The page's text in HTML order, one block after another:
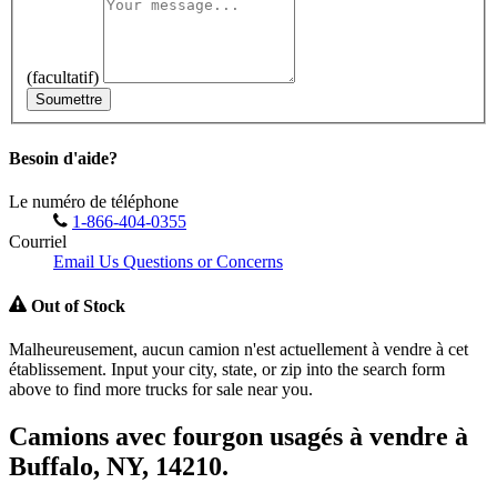
(facultatif)
Soumettre
Besoin d'aide?
Le numéro de téléphone
1-866-404-0355
Courriel
Email Us Questions or Concerns
Out of Stock
Malheureusement, aucun camion n'est actuellement à vendre à cet
établissement. Input your city, state, or zip into the search form
above to find more trucks for sale near you.
Camions avec fourgon usagés à vendre à
Buffalo, NY, 14210.